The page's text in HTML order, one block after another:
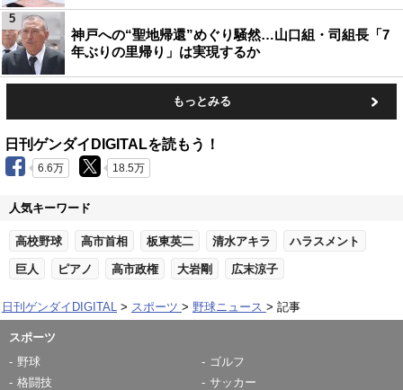
神戸への“聖地帰還”めぐり騒然…山口組・司組長「7
年ぶりの里帰り」は実現するか
5
もっとみる
日刊ゲンダイDIGITALを読もう！
6.6万 18.5万
人気キーワード
高校野球 高市首相 板東英二 清水アキラ ハラスメント
巨人 ピアノ 高市政権 大岩剛 広末涼子
日刊ゲンダイDIGITAL スポーツ 野球ニュース 記事
スポーツ
野球
ゴルフ
格闘技
サッカー